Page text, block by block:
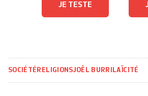
JE TESTE
SOCIÉTÉ RELIGIONSJOËL BURRI LAÏCITÉ